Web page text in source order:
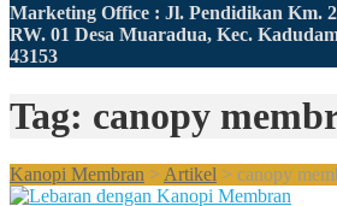
Marketing Office : Jl. Pendidikan Km.
RW. 01 Desa Muaradua, Kec.
43153
Tag: canopy
Kanopi Membran > Artikel > canopy